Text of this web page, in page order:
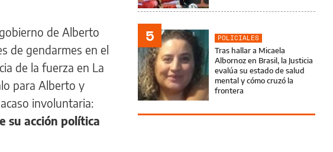
de Alberto
de gendarmes en el
de la fuerza en La
para Alberto y
involuntaria:
su acción política
5
POLICIALES
Tras hallar a Micaela
Albornoz en Brasil, la Justicia
evalúa su estado de salud
mental y cómo cruzó la
frontera